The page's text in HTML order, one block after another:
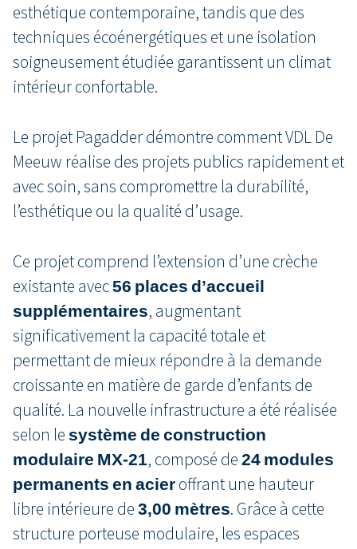
esthétique contemporaine, tandis que des
techniques écoénergétiques et une isolation
soigneusement étudiée garantissent un climat
intérieur confortable.
Le projet Pagadder démontre comment VDL De
Meeuw réalise des projets publics rapidement et
avec soin, sans compromettre la durabilité,
l’esthétique ou la qualité d’usage.
Ce projet comprend l’extension d’une crèche
existante avec56 places d’accueil
supplémentaires, augmentant
significativement la capacité totale et
permettant de mieux répondre à la demande
croissante en matière de garde d’enfants de
qualité. La nouvelle infrastructure a été réalisée
selon le système de construction
modulaire MX‑21, composé de24 modules
permanents en acieroffrant une hauteur
libre intérieure de3,00 mètres. Grâce à cette
structure porteuse modulaire, les espaces